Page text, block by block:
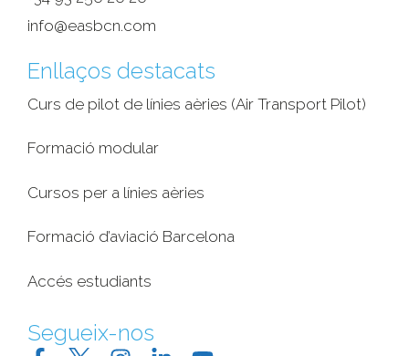
info@easbcn.com
Enllaços destacats
Curs de pilot de línies aèries (Air Transport Pilot)
Formació modular
Cursos per a línies aèries
Formació d’aviació Barcelona
Accés estudiants
Segueix-nos